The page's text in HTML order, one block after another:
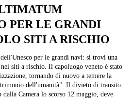
PER LE GRANDI
SITI A RISCHIO
per le grandi navi: si trovi una
siti a rischio. Il capoluogo veneto è stato
tornando di nuovo a temere la
dell'umanità". Il divieto di transito
Camera lo scorso 12 maggio, deve